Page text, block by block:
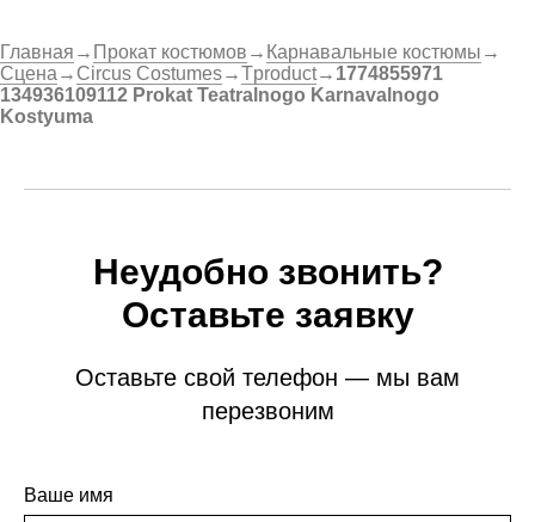
Главная → Прокат костюмов → Карнавальные костюмы →
Сцена → Circus Costumes→Tproduct→ 1774855971
134936109112 Prokat Teatralnogo Karnavalnogo
Kostyuma
Неудобно звонить?
Оставьте заявку
Оставьте свой телефон — мы вам
перезвоним
Ваше имя